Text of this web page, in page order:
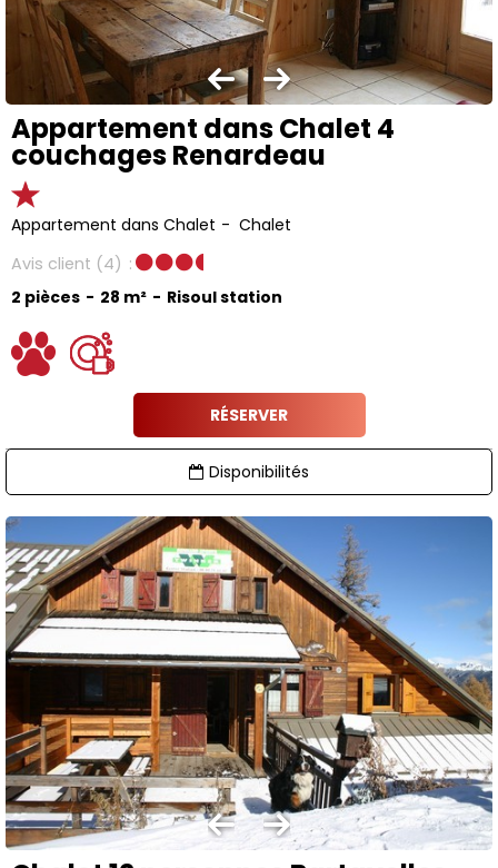
Appartement dans Chalet 4
couchages Renardeau
Appartement dans Chalet
Chalet
Avis client (4)
2 pièces
28 m² Risoul station
RÉSERVER
Disponibilités